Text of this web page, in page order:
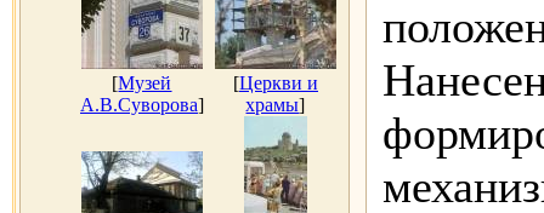
[Музей
А.В.Суворова]
[Церкви и
храмы]